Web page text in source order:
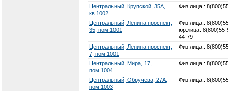
Центральный, Крупской, 35А,
кв.1002
Физ.лица.:
Центральный, Ленина проспект,
35, пом.1001
Физ.лица.:
юр.лица:
44-79
Центральный, Ленина проспект,
7, пом.1001
Физ.лица.:
Центральный, Мира, 17,
пом.1004
Физ.лица.:
Центральный, Обручева, 27А,
пом.1003
Физ.лица.: